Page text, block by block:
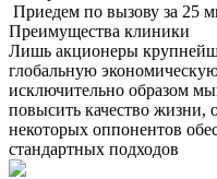
Приедем по вызову за 25
Преимущества клиники
Лишь акционеры
глобальную
исключительно образом
повысить качество жизни,
некоторых оппонентов
стандартных подходов